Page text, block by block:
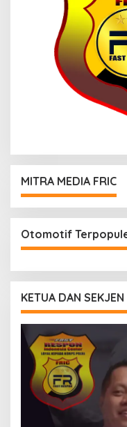
MITRA MEDIA FRIC
Otomotif
KETUA DAN